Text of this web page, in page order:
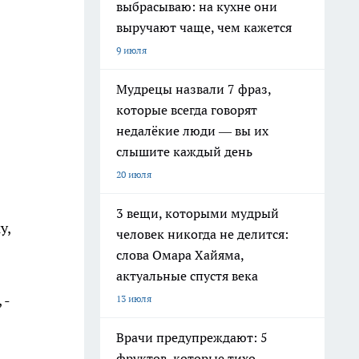
-
выбрасываю: на кухне они
выручают чаще, чем кажется
9 июля
Мудрецы назвали 7 фраз,
которые всегда говорят
недалёкие люди — вы их
слышите каждый день
20 июля
3 вещи, которыми мудрый
человек никогда не делится:
слова Омара Хайяма,
актуальные спустя века
13 июля
Врачи предупреждают: 5